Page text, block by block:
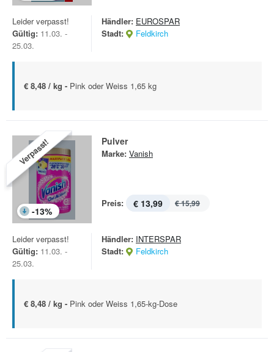
Leider verpasst!
Gültig: 11.03. -
25.03.
Händler: EUROSPAR
Stadt:
Feldkirch
€ 8,48 / kg - Pink oder Weiss 1,65 kg
Verpasst!
-13%
Pulver
Marke: Vanish
Preis: € 13,99 € 15,99
Leider verpasst!
Gültig: 11.03. -
25.03.
Händler: INTERSPAR
Stadt:
Feldkirch
€ 8,48 / kg - Pink oder Weiss 1,65-kg-Dose